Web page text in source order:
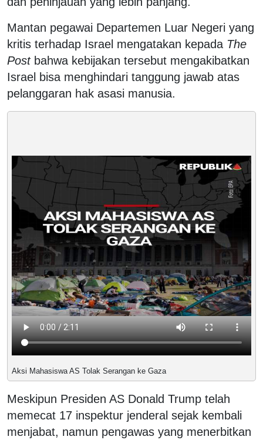
Mantan pegawai Departemen Luar Negeri yang
kritis terhadap Israel mengatakan kepada The
Postbahwa kebijakan tersebut mengakibatkan
Israel bisa menghindari tanggung jawab atas
pelanggaran hak asasi manusia.
Aksi Mahasiswa AS Tolak Serangan ke Gaza
Meskipun Presiden AS Donald Trump telah
memecat 17 inspektur jenderal sejak kembali
menjabat, namun pengawas yang menerbitkan